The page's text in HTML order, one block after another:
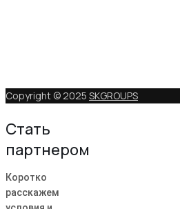
Copyright © 2025 SKGROUPS
Стать
партнером
Коротко
расскажем